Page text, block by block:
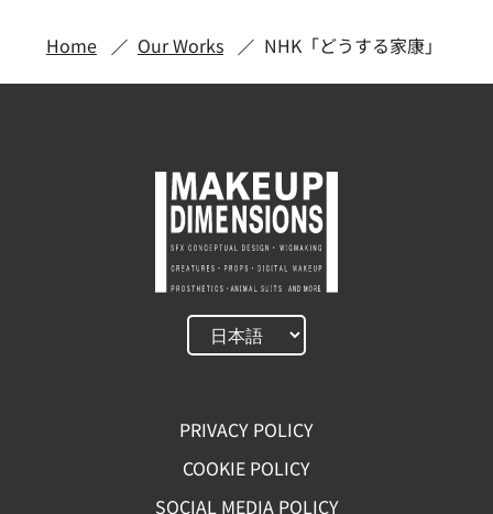
Home Our Works NHK「どうする家康」
PRIVACY POLICY
COOKIE POLICY
SOCIAL MEDIA POLICY